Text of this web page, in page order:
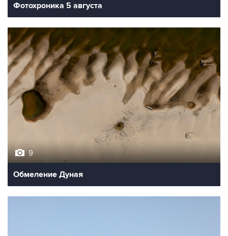
Фотохроника 5 августа
9
Обмеление Дуная